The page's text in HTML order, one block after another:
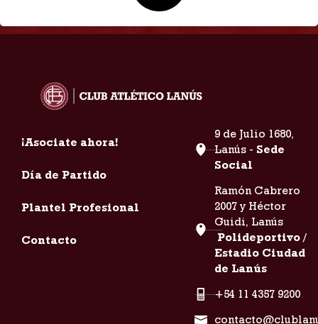
¡Asociate ahora!
Día de Partido
Plantel Profesional
Contacto
9 de Julio 1680,
Lanús - Sede
Social
Ramón Cabrero
2007 y Héctor
Guidi, Lanús
Polideportivo /
Estadio Ciudad
de Lanús
+54 11 4357 9200